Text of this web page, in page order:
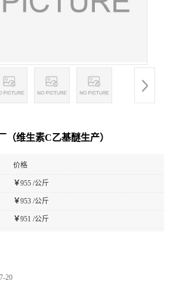
（维生素C乙基醚生产）
价格
￥955 /公斤
￥953 /公斤
￥951 /公斤
20